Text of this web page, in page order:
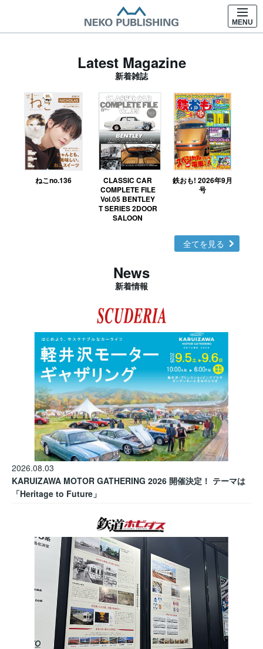
MENU
Latest Magazine
新着雑誌
ねこno.136
CLASSIC CAR
COMPLETE FILE
Vol.05 BENTLEY
T SERIES 2DOOR
SALOON
鉄おも! 2026年9月
号
全てを見る
News
新着情報
2026.08.03
KARUIZAWA MOTOR GATHERING 2026 開催決定！ テーマは
「Heritage to Future」